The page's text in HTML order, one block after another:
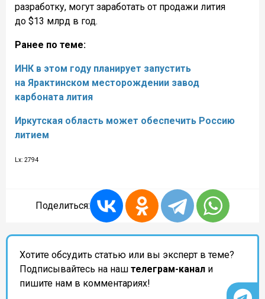
разработку, могут заработать от продажи лития
до $13 млрд в год.
Ранее по теме:
ИНК в этом году планирует запустить
на Ярактинском месторождении завод
карбоната лития
Иркутская область может обеспечить Россию
литием
Lx: 2794
Поделиться:
Хотите обсудить статью или вы эксперт в теме?
Подписывайтесь на наш телеграм-канал и
пишите нам в комментариях!